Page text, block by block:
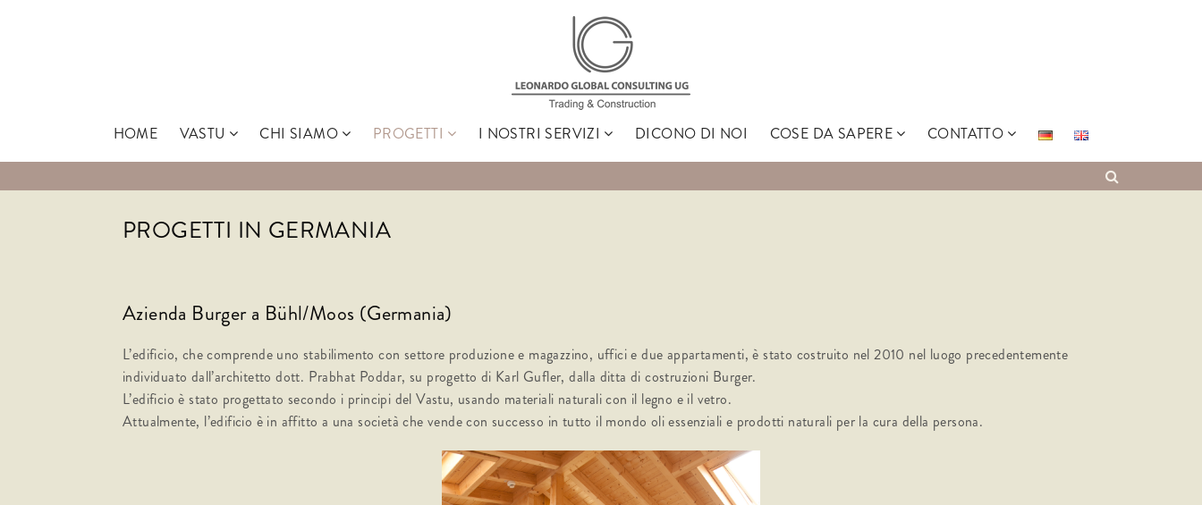
HOME VASTU CHI SIAMO PROGETTI I NOSTRI SERVIZI DICONO DI NOI COSE DA SAPERE CONTATTO
PROGETTI IN GERMANIA
Azienda Burger a Bühl/Moos (Germania)
L’edificio, che comprende uno stabilimento con settore produzione e magazzino, uffici e due appartamenti, è stato costruito nel 2010 nel luogo precedentemente
individuato dall’architetto dott. Prabhat Poddar, su progetto di Karl Gufler, dalla ditta di costruzioni Burger.
L’edificio è stato progettato secondo i principi del Vastu, usando materiali naturali con il legno e il vetro.
Attualmente, l’edificio è in affitto a una società che vende con successo in tutto il mondo oli essenziali e prodotti naturali per la cura della persona.